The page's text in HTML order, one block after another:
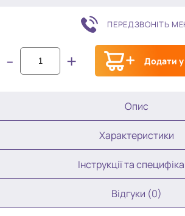
ПЕРЕДЗВОНІТЬ
- + Додати
Опис
Характеристики
Інструкції та
Відгуки (0)